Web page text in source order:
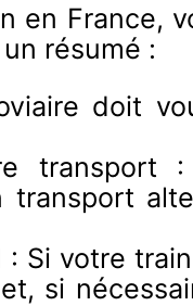
en France,
résumé :
doit
transport
Si votre
si